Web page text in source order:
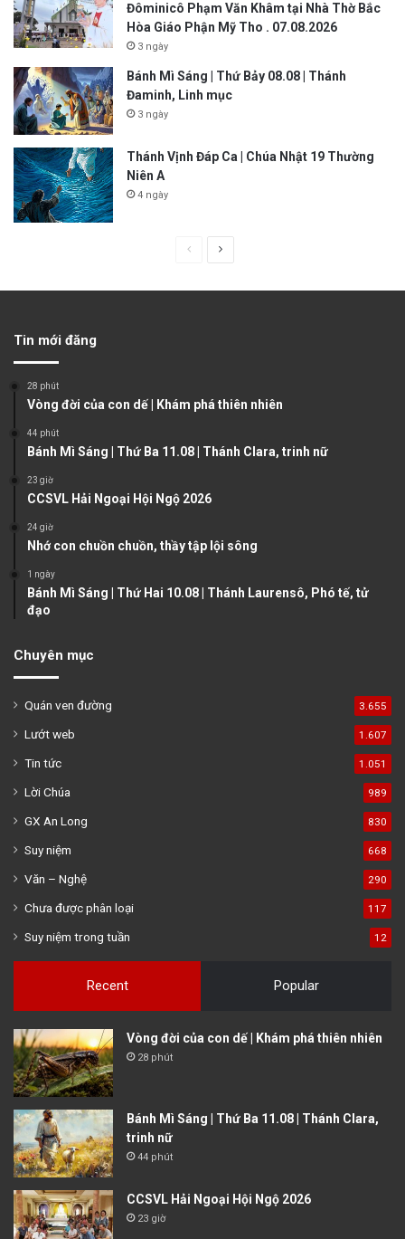
Đôminicô Phạm Văn Khâm tại Nhà Thờ Bắc
Hòa Giáo Phận Mỹ Tho . 07.08.2026
3 ngày
Bánh Mì Sáng | Thứ Bảy 08.08 | Thánh
Đaminh, Linh mục
3 ngày
Thánh Vịnh Đáp Ca | Chúa Nhật 19 Thường
Niên A
4 ngày
u
p
g
g
Tin mới đăng
28 phút
Vòng đời của con dế | Khám phá thiên nhiên
44 phút
Bánh Mì Sáng | Thứ Ba 11.08 | Thánh Clara, trinh nữ
23 giờ
CCSVL Hải Ngoại Hội Ngộ 2026
24 giờ
Nhớ con chuồn chuồn, thầy tập lội sông
1 ngày
Bánh Mì Sáng | Thứ Hai 10.08 | Thánh Laurensô, Phó tế, tử
đạo
Chuyên mục
Quán ven đường 3.655
Lướt web 1.607
Tin tức 1.051
Lời Chúa 989
GX An Long 830
Suy niệm 668
Văn – Nghệ 290
Chưa được phân loại 117
Suy niệm trong tuần 12
Recent Popular
Vòng đời của con dế | Khám phá thiên nhiên
28 phút
Bánh Mì Sáng | Thứ Ba 11.08 | Thánh Clara,
trinh nữ
44 phút
CCSVL Hải Ngoại Hội Ngộ 2026
23 giờ